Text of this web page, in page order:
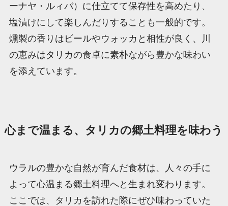
ーナヤ・ルィバ）に仕立てて保存性を高めたり、
塩漬けにして楽しんだりすることも一般的です。
燻製の香りはビールやウォッカと相性が良く、川
の恵みはタリカの食卓に素朴ながら豊かな味わい
を添えています。
心まで温まる、タリカの郷土料理を味わう
ウラルの豊かな自然が育んだ食材は、人々の手に
よって心温まる郷土料理へと生まれ変わります。
ここでは、タリカを訪れた際にぜひ味わっていた